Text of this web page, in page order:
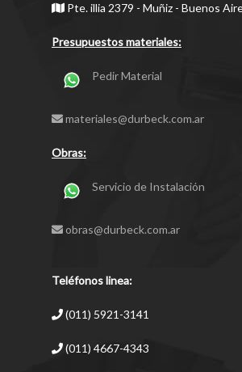
Pte. illia 2379 - Muñiz - Buenos
Presupuestos materiales:
Pedir Material
materiales@durbeck.com.ar
Obras:
Servicio de Instalación
obras@durbeck.com.ar
Teléfonos linea:
(011) 5921-3141
(011) 4667-4343